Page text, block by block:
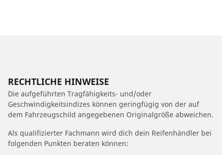
RECHTLICHE HINWEISE
Die aufgeführten Tragfähigkeits- und/oder
Geschwindigkeitsindizes können geringfügig von der auf
dem Fahrzeugschild angegebenen Originalgröße abweichen.
Als qualifizierter Fachmann wird dich dein Reifenhändler bei
folgenden Punkten beraten können: